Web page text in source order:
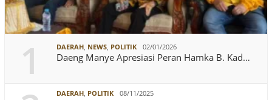
1 DAERAH, NEWS, POLITIK 02/01/2026
Daeng Manye Apresiasi Peran Hamka B. Kad…
DAERAH, POLITIK 08/11/2025